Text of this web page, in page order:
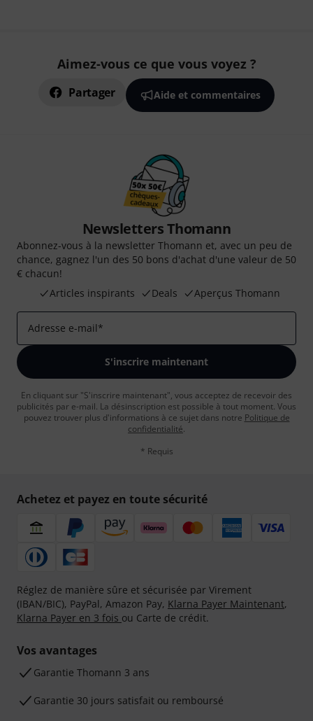
Aimez-vous ce que vous voyez ?
Partager Aide et commentaires
Newsletters Thomann
Abonnez-vous à la newsletter Thomann et, avec un peu de
chance, gagnez l'un des 50 bons d'achat d'une valeur de 50
€ chacun!
Articles inspirants
Deals Aperçus Thomann
Adresse e-mail*
S'inscrire maintenant
En cliquant sur "S'inscrire maintenant", vous acceptez de recevoir des
publicités par e-mail. La désinscription est possible à tout moment. Vous
pouvez trouver plus d'informations à ce sujet dans notre Politique de
confidentialité.
* Requis
Achetez et payez en toute sécurité
Réglez de manière sûre et sécurisée par Virement
(IBAN/BIC), PayPal, Amazon Pay, Klarna Payer Maintenant,
Klarna Payer en 3 fois ou Carte de crédit.
Vos avantages
Ga­ran­tie Thomann 3 ans
Garantie 30 jours satisfait ou remboursé